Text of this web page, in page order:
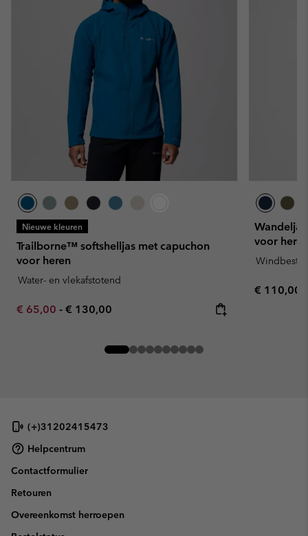
Nieuwe kleuren
Trailborne™ softshelljas met capuchon
voor heren
Water- en vlekafstotend
Minimum sale price:
€ 65,00 - Maximum price:
€ 130,00
voor heren
Regular
€ 110,00
(+)31202415473
Helpcentrum
Contactformulier
Retouren
Overeenkomst herroepen